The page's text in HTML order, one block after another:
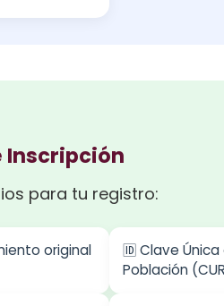
Inscripción
para tu registro:
original
🆔 Clave
Población